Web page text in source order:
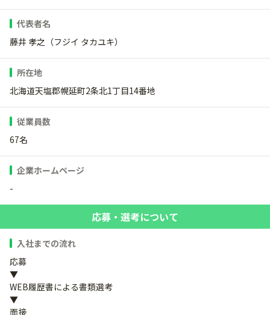
代表者名
藤井 孝之（フジイ タカユキ）
所在地
北海道天塩郡幌延町2条北1丁目14番地
従業員数
67名
企業ホームページ
-
応募・選考について
入社までの流れ
応募
▼
WEB履歴書による書類選考
▼
面接